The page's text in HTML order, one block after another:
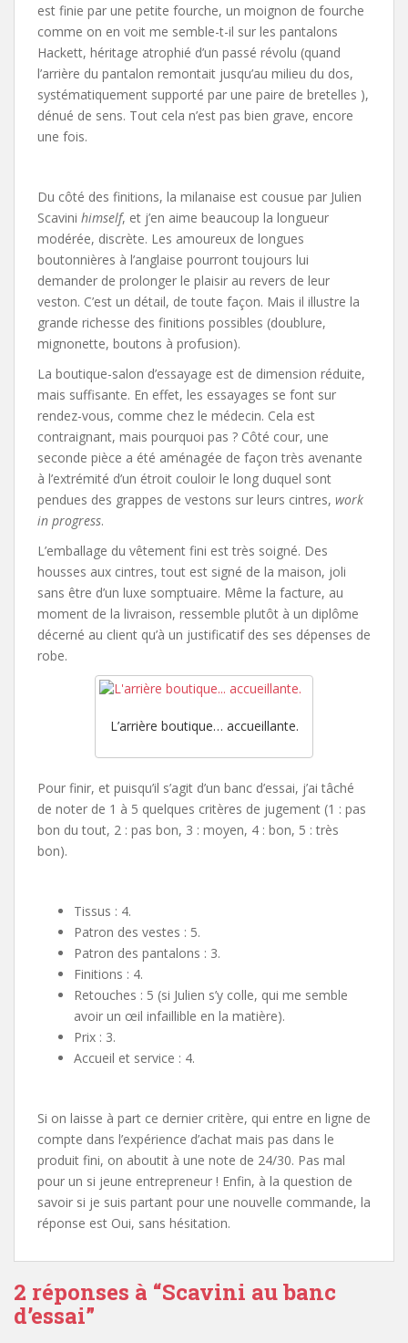
est finie par une petite fourche, un moignon de fourche
comme on en voit me semble-t-il sur les pantalons
Hackett, héritage atrophié d’un passé révolu (quand
l’arrière du pantalon remontait jusqu’au milieu du dos,
systématiquement supporté par une paire de bretelles ),
dénué de sens. Tout cela n’est pas bien grave, encore
une fois.
Du côté des finitions, la milanaise est cousue par Julien
Scavini himself, et j’en aime beaucoup la longueur
modérée, discrète. Les amoureux de longues
boutonnières à l’anglaise pourront toujours lui
demander de prolonger le plaisir au revers de leur
veston. C’est un détail, de toute façon. Mais il illustre la
grande richesse des finitions possibles (doublure,
mignonette, boutons à profusion).
La boutique-salon d’essayage est de dimension réduite,
mais suffisante. En effet, les essayages se font sur
rendez-vous, comme chez le médecin. Cela est
contraignant, mais pourquoi pas ? Côté cour, une
seconde pièce a été aménagée de façon très avenante
à l’extrémité d’un étroit couloir le long duquel sont
pendues des grappes de vestons sur leurs cintres, work
in progress.
L’emballage du vêtement fini est très soigné. Des
housses aux cintres, tout est signé de la maison, joli
sans être d’un luxe somptuaire. Même la facture, au
moment de la livraison, ressemble plutôt à un diplôme
décerné au client qu’à un justificatif des ses dépenses de
robe.
L’arrière boutique… accueillante.
Pour finir, et puisqu’il s’agit d’un banc d’essai, j’ai tâché
de noter de 1 à 5 quelques critères de jugement (1 : pas
bon du tout, 2 : pas bon, 3 : moyen, 4 : bon, 5 : très
bon).
Tissus : 4.
Patron des vestes : 5.
Patron des pantalons : 3.
Finitions : 4.
Retouches : 5 (si Julien s’y colle, qui me semble
avoir un œil infaillible en la matière).
Prix : 3.
Accueil et service : 4.
Si on laisse à part ce dernier critère, qui entre en ligne de
compte dans l’expérience d’achat mais pas dans le
produit fini, on aboutit à une note de 24/30. Pas mal
pour un si jeune entrepreneur ! Enfin, à la question de
savoir si je suis partant pour une nouvelle commande, la
réponse est Oui, sans hésitation.
2 réponses à “Scavini au banc
d’essai”